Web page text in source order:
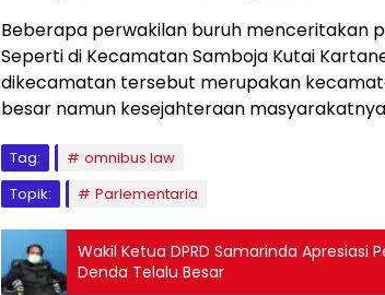
Beberapa perwakilan buruh menceritakan
Seperti di Kecamatan Samboja Kutai
dikecamatan tersebut merupakan
besar namun kesejahteraan
Tag:
omnibus law
Topik:
Parlementaria
Wakil Ketua DPRD Samarinda Apresiasi
Denda Telalu Besar